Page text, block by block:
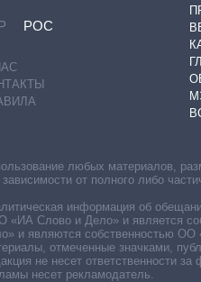
РОС
любых материалов,
зависимости от полного либо
информация об
«ИА Слово и Дело» и является
и являются собственностью ОО
отмеченные значками,
не несет ответственности
несет рекламодатель.